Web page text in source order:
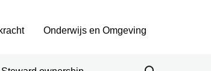
Onderwijs en Omgeving